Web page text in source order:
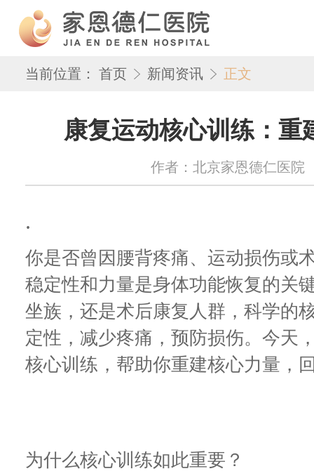
当前位置： 首页 新闻资讯 正文
康复运动核心训练：重
作者：北京家恩德仁医院
.
你是否曾因腰背疼痛、运动损伤或
稳定性和力量是身体功能恢复的关
坐族，还是术后康复人群，科学的
定性，减少疼痛，预防损伤。今天
核心训练，帮助你重建核心力量，
为什么核心训练如此重要？